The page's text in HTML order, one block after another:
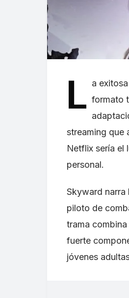
L a
formato
streaming que
Netflix sería el
personal.
Skyward narra
piloto de
trama
fuerte
jóvenes